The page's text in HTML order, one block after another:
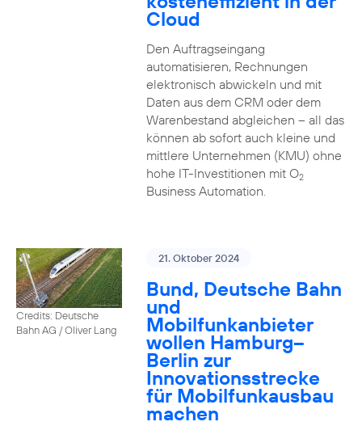
Cloud
Den Auftragseingang
automatisieren, Rechnungen
elektronisch abwickeln und mit
Daten aus dem CRM oder dem
Warenbestand abgleichen – all das
können ab sofort auch kleine und
mittlere Unternehmen (KMU) ohne
hohe IT-Investitionen mit O2
Business Automation.
Credits: Deutsche
Bahn AG / Oliver Lang
21. Oktober 2024
Bund, Deutsche Bahn
und
Mobilfunkanbieter
wollen Hamburg–
Berlin zur
Innovationsstrecke
für Mobilfunkausbau
machen